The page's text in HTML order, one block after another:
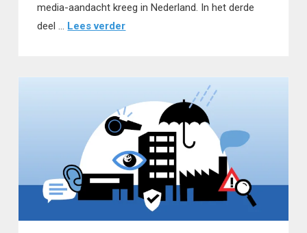
media-aandacht kreeg in Nederland. In het derde
deel … Lees verder